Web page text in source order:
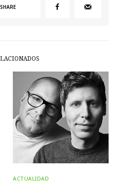
SHARE
ACTUALIDAD